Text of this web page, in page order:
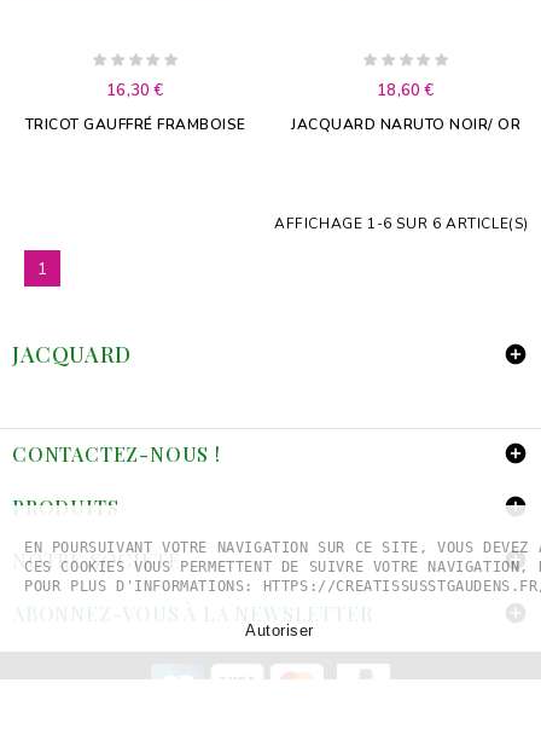
16,30 €
TRICOT GAUFFRÉ FRAMBOISE
18,60 €
JACQUARD NARUTO NOIR/ OR
AFFICHAGE 1-6 SUR 6 ARTICLE(S)
1
JACQUARD 
CONTACTEZ-NOUS ! 
PRODUITS 
NOTRE SOCIÉTÉ 
ABONNEZ-VOUS À LA NEWSLETTER 
EN POURSUIVANT VOTRE NAVIGATION SUR CE SITE, VOUS
CES COOKIES VOUS PERMETTENT DE SUIVRE VOTRE
POUR PLUS D'INFORMATIONS: HTTPS://
Autoriser